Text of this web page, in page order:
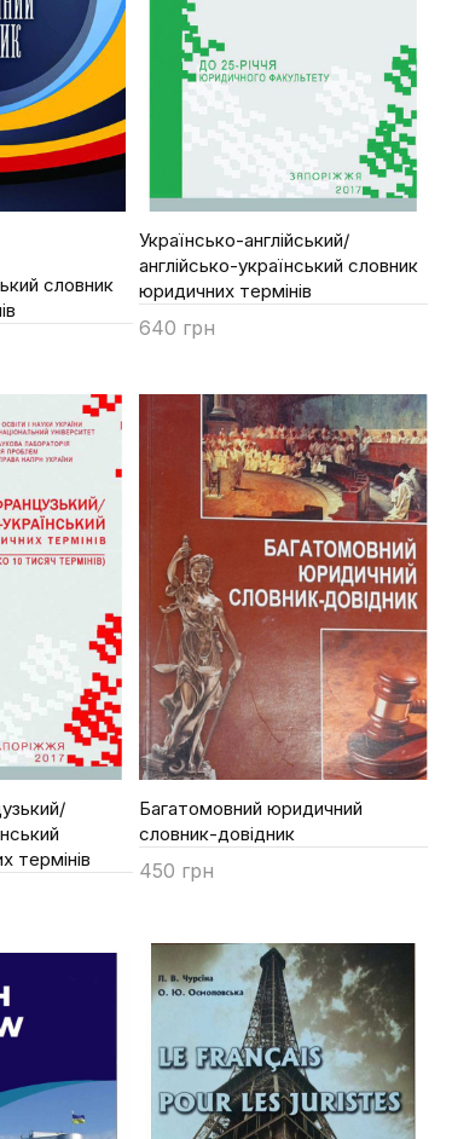
словник
Українсько-англійський/
англійсько-український словник
юридичних термінів
640 грн
термінів
Багатомовний юридичний
словник-довідник
450 грн